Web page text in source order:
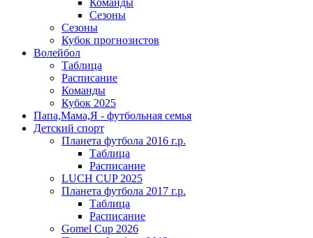
Команды
Сезоны
Сезоны
Кубок прогнозистов
Волейбол
Таблица
Расписание
Команды
Кубок 2025
Папа,Мама,Я - футбольная семья
Детский спорт
Планета футбола 2016 г.р.
Таблица
Расписание
LUCH CUP 2025
Планета футбола 2017 г.р.
Таблица
Расписание
Gomel Cup 2026